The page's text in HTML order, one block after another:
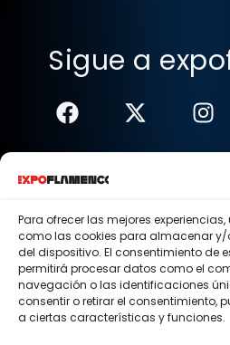
Para ofrecer las mejores
como las cookies para almacenar
del dispositivo. El consentimiento de
permitirá procesar datos como el
navegación o las identificaciones
consentir o retirar el consentimiento,
a ciertas características y funciones.
Sigue a
Términos Y
Política De
Política De
Aviso
© 2015 - 2026 . Todos los